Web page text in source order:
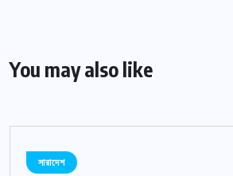
You may also like
সারাদেশ